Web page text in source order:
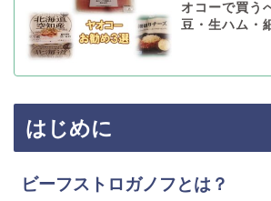
オコーで買う
豆・生ハム・
はじめに
ビーフストロガノフとは？